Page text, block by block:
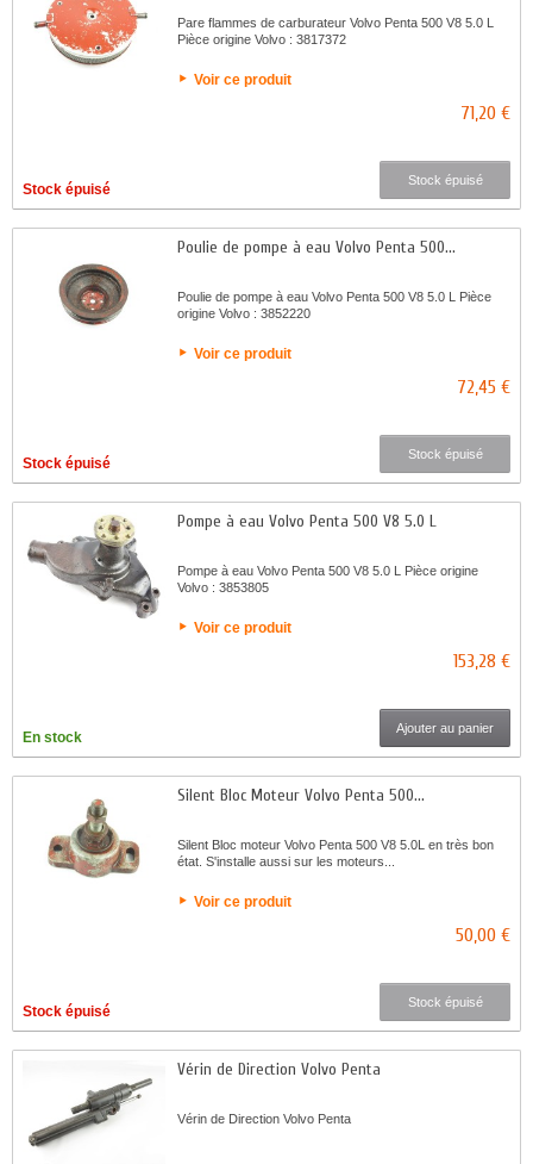
Pare flammes de carburateur Volvo Penta 500 V8 5.0 L
Pièce origine Volvo : 3817372
Voir ce produit
71,20 €
Stock épuisé
Stock épuisé
Poulie de pompe à eau Volvo Penta 500...
Poulie de pompe à eau Volvo Penta 500 V8 5.0 L Pièce
origine Volvo : 3852220
Voir ce produit
72,45 €
Stock épuisé
Stock épuisé
Pompe à eau Volvo Penta 500 V8 5.0 L
Pompe à eau Volvo Penta 500 V8 5.0 L Pièce origine
Volvo : 3853805
Voir ce produit
153,28 €
En stock
Ajouter au panier
Silent Bloc Moteur Volvo Penta 500...
Silent Bloc moteur Volvo Penta 500 V8 5.0L en très bon
état. S'installe aussi sur les moteurs...
Voir ce produit
50,00 €
Stock épuisé
Stock épuisé
Vérin de Direction Volvo Penta
Vérin de Direction Volvo Penta